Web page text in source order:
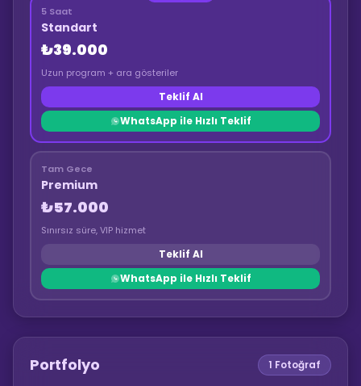
5 Saat
Standart
₺39.000
Uzun program + ara gösteriler
Teklif Al
WhatsApp ile Hızlı Teklif
Tam Gece
Premium
₺57.000
Sınırsız süre, VIP hizmet
Teklif Al
WhatsApp ile Hızlı Teklif
Portfolyo 1 Fotoğraf